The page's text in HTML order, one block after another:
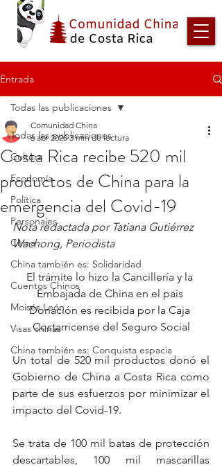
Entrada
Todas las publicaciones
Cultura
Economía
Política
Personajes
China
China también es: Solidaridad
Cuentos Chinos
Moisés León
Visas chinas
China también es: Conquista espacia
Todas las publicaciones
Costa Rica recibe 520 mil
productos de China para la
emergencia del Covid-19
Comunidad China
6 abr 2020 3 min de lectura
Nota redactada por Tatiana Gutiérrez
Wachong, Periodista
El trámite lo hizo la Cancillería y la
Embajada de China en el país
Donación es recibida por la Caja
Costarricense del Seguro Social
Un total de 520 mil productos donó el
Gobierno de China a Costa Rica como
parte de sus esfuerzos por minimizar el
impacto del Covid-19.
Se trata de 100 mil batas de protección
descartables, 100 mil mascarillas